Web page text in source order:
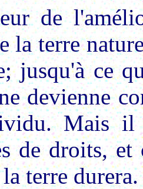
de
la terre
jusqu'à ce
devienne
Mais il
de droits, et
terre durera.